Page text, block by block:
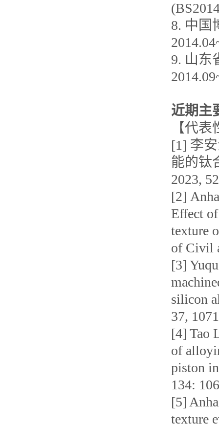
8. 中国
9. 山东
近期主
【代
[1] 李
能的钛
2023,
[2]
Effect
texture
of Civil
[3]
silicon
37,
[4] Tao
of
piston
134:
[5]
texture